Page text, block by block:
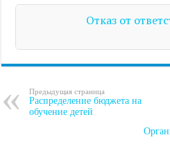
Отказ от
Предыдущая страница
Распределение бюджета на
обучение детей